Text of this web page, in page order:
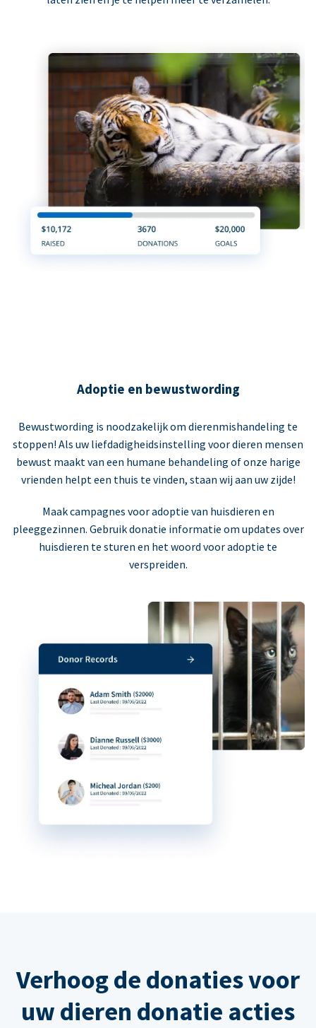
Adoptie en bewustwording
Bewustwording is noodzakelijk om dierenmishandeling te
stoppen! Als uw liefdadigheidsinstelling voor dieren mensen
bewust maakt van een humane behandeling of onze harige
vrienden helpt een thuis te vinden, staan wij aan uw zijde!
Maak campagnes voor adoptie van huisdieren en
pleeggezinnen. Gebruik donatie informatie om updates over
huisdieren te sturen en het woord voor adoptie te
verspreiden.
Verhoog de donaties voor
uw dieren donatie acties